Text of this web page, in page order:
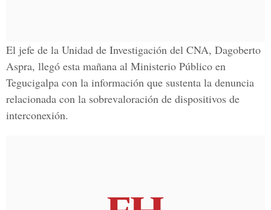
El jefe de la Unidad de Investigación del CNA, Dagoberto
Aspra, llegó esta mañana al Ministerio Público en
Tegucigalpa con la información que sustenta la denuncia
relacionada con la sobrevaloración de dispositivos de
interconexión.